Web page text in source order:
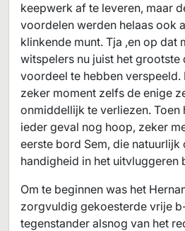
keepwerk af te leveren, maar
voordelen werden helaas ook
klinkende munt. Tja ,en op dat
witspelers nu juist het grootste
voordeel te hebben verspeeld.
zeker moment zelfs de enige
onmiddellijk te verliezen. Toen
ieder geval nog hoop, zeker
eerste bord Sem, die
handigheid in het uitvluggeren
Om te beginnen was het
zorgvuldig gekoesterde vrije
tegenstander alsnog van het